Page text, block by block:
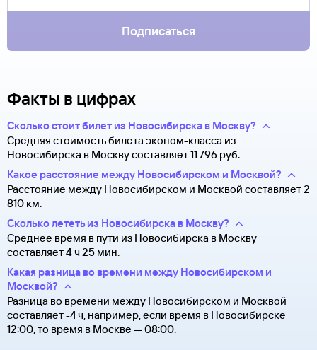
только паспорт.
Подписаться
Факты в цифрах
Сколько стоит билет из Новосибирска в Москву?
Средняя стоимость билета эконом-класса из
Новосибирска в Москву составляет 11 ⁠796 руб.
Какое расстояние между Новосибирском и Москвой?
Расстояние между Новосибирском и Москвой составляет 2
810 км.
Сколько лететь из Новосибирска в Москву?
Среднее время в пути из Новосибирска в Москву
составляет 4 ч 25 мин.
Какая разница во времени между Новосибирском и
Москвой?
Разница во времени между Новосибирском и Москвой
составляет -4 ч, например, если время в Новосибирске
12:00, то время в Москве — 08:00.